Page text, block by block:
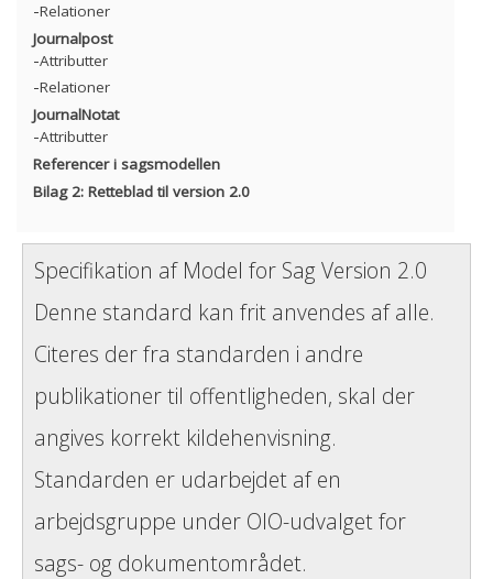
Specifikation af Model for Sag Version 2.0
Denne standard kan frit anvendes af alle.
Citeres der fra standarden i andre
publikationer til offentligheden, skal der
angives korrekt kildehenvisning.
Standarden er udarbejdet af en
arbejdsgruppe under OIO-udvalget for
sags- og dokumentområdet.
Relationer
Journalpost
Attributter
Relationer
JournalNotat
Attributter
Referencer i sagsmodellen
Bilag 2: Retteblad til version 2.0